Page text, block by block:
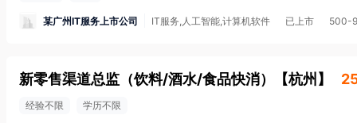
某广州IT服务上市公司 IT服务,人工智能,计算机软件 已上市 500-
新零售渠道总监（饮料/酒水/食品快消） 【杭州 】
经验不限 学历不限